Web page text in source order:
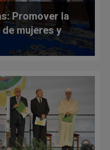
Promover la
mujeres y